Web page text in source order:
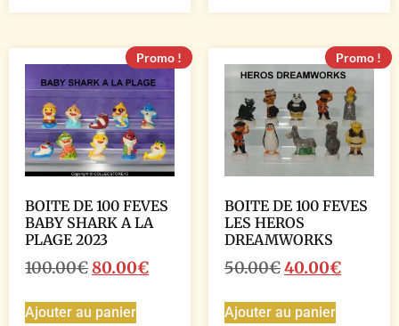
Promo !
BOITE DE 100 FEVES
BABY SHARK A LA
PLAGE 2023
100.00€80.00€
Ajouter au panier
Promo !
BOITE DE 100 FEVES
LES HEROS
DREAMWORKS
50.00€40.00€
Ajouter au panier